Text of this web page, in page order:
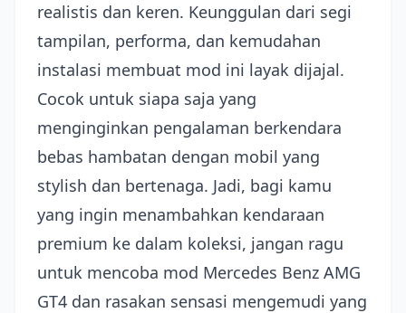
realistis dan keren. Keunggulan dari segi
tampilan, performa, dan kemudahan
instalasi membuat mod ini layak dijajal.
Cocok untuk siapa saja yang
menginginkan pengalaman berkendara
bebas hambatan dengan mobil yang
stylish dan bertenaga. Jadi, bagi kamu
yang ingin menambahkan kendaraan
premium ke dalam koleksi, jangan ragu
untuk mencoba mod Mercedes Benz AMG
GT4 dan rasakan sensasi mengemudi yang